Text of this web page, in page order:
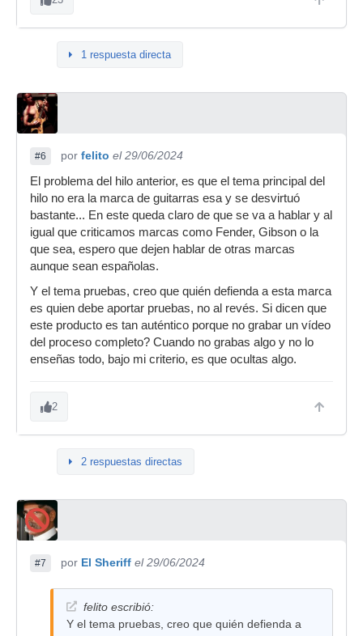
1 respuesta directa
#6 por felito el 29/06/2024
El problema del hilo anterior, es que el tema principal del
hilo no era la marca de guitarras esa y se desvirtuó
bastante... En este queda claro de que se va a hablar y al
igual que criticamos marcas como Fender, Gibson o la
que sea, espero que dejen hablar de otras marcas
aunque sean españolas.
Y el tema pruebas, creo que quién defienda a esta marca
es quien debe aportar pruebas, no al revés. Si dicen que
este producto es tan auténtico porque no grabar un vídeo
del proceso completo? Cuando no grabas algo y no lo
enseñas todo, bajo mi criterio, es que ocultas algo.
2
2 respuestas directas
#7 por El Sheriff el 29/06/2024
felito escribió:
Y el tema pruebas, creo que quién defienda a